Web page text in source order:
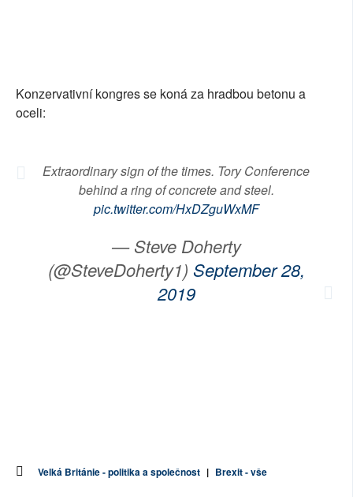
Konzervativní kongres se koná za hradbou betonu a
oceli:
Extraordinary sign of the times. Tory Conference
behind a ring of concrete and steel.
pic.twitter.com/HxDZguWxMF
— Steve Doherty
(@SteveDoherty1) September 28,
2019
Velká Británie - politika a společnost | Brexit - vše